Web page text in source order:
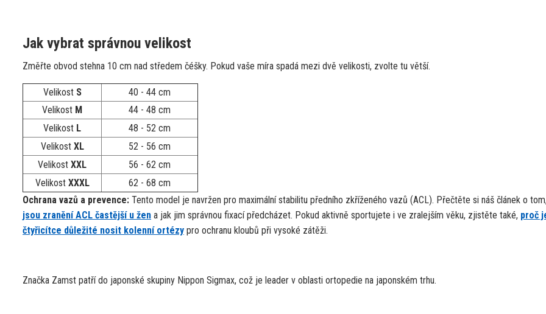
Jak vybrat správnou velikost
Změřte obvod stehna 10 cm nad středem čéšky. Pokud vaše míra spadá mezi dvě velikosti, zvolte tu větší.
Velikost S
40 - 44 cm
Velikost M
44 - 48 cm
Velikost L
48 - 52 cm
Velikost XL
52 - 56 cm
Velikost XXL
56 - 62 cm
Velikost XXXL
62 - 68 cm
Ochrana vazů a prevence: Tento model je navržen pro maximální stabilitu předního zkříženého vazů (ACL). Přečtěte si náš článek o tom,
jsou zranění ACL častější u žen a jak jim správnou fixací předcházet. Pokud aktivně sportujete i ve zralejším věku, zjistěte také, proč
čtyřicítce důležité nosit kolenní ortézy pro ochranu kloubů při vysoké zátěži.
Značka Zamst patří do japonské skupiny Nippon Sigmax, což je leader v oblasti ortopedie na japonském trhu.